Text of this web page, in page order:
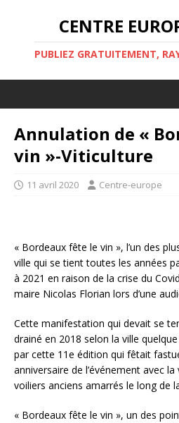
CENTRE
PUBLIEZ GRATUITEMENT,
Annulation de «
vin »-Viticulture
11 avril 2020 Centre-europe
« Bordeaux fête le vin », l’un des
ville qui se tient toutes les années
à 2021 en raison de la crise du
maire Nicolas Florian lors d’une
Cette manifestation qui devait se
drainé en 2018 selon la ville
par cette 11e édition qui fêtait
anniversaire de l’événement avec
voiliers anciens amarrés le long de
« Bordeaux fête le vin », un des